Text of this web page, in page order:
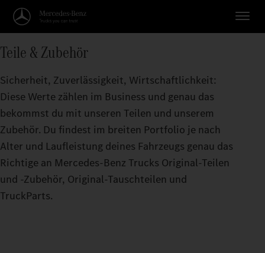
Teile & Zubehör
Sicherheit, Zuverlässigkeit, Wirtschaftlichkeit:
Diese Werte zählen im Business und genau das
bekommst du mit unseren Teilen und unserem
Zubehör. Du findest im breiten Portfolio je nach
Alter und Laufleistung deines Fahrzeugs genau das
Richtige an Mercedes‑Benz Trucks Original‑Teilen
und -Zubehör, Original‑Tauschteilen und
TruckParts.